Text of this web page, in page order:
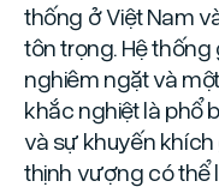
thống ở Việt Nam
tôn trọng. Hệ thống
nghiêm ngặt và
khắc nghiệt là phổ
và sự khuyến
thịnh vượng có thể